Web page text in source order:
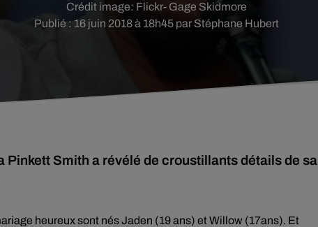
Publié : 16 juin 2018 à 18h45 par Stéphane Hubert
Crédit image: Flickr- Gage Skidmore
Pinkett Smith a révélé de croustillants détails de sa
heureux sont nés Jaden (19 ans) et Willow (17ans). Et